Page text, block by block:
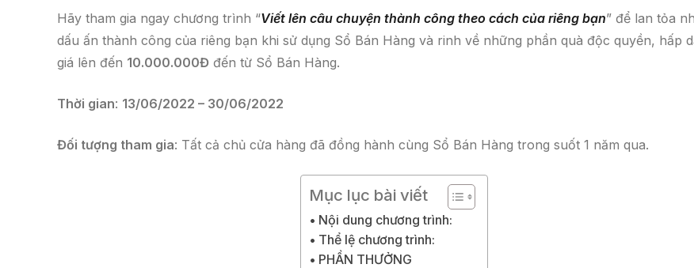
Hãy tham gia ngay chương trình “Viết lên câu chuyện thành công theo cách của riêng bạn” để lan tỏa
dấu ấn thành công của riêng bạn khi sử dụng Sổ Bán Hàng và rinh về những phần quà độc quyền, hấp
giá lên đến 10.000.000Đ đến từ Sổ Bán Hàng.
Thời gian: 13/06/2022 – 30/06/2022
Đối tượng tham gia: Tất cả chủ cửa hàng đã đồng hành cùng Sổ Bán Hàng trong suốt 1 năm qua.
Mục lục bài viết
Nội dung chương trình:
Thể lệ chương trình:
PHẦN THƯỞNG